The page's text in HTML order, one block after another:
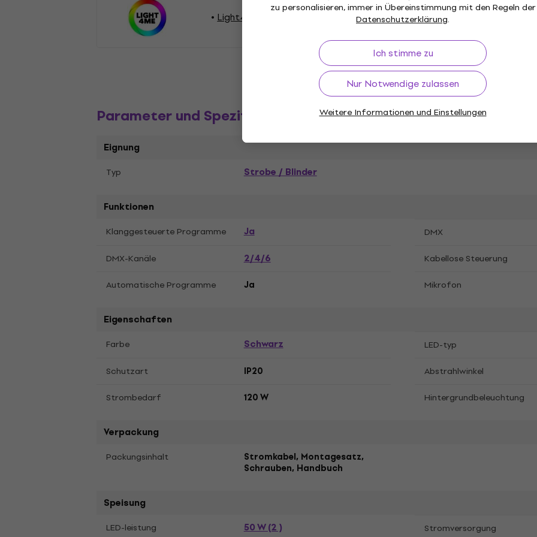
zu personalisieren, immer in Übereinstimmung mit den Regeln der
Datenschutzerklärung.
Ich stimme zu
Nur Notwendige zulassen
Weitere Informationen und Einstellungen
Light4Me Licht Light4Me Blinders
Parameter und Spezifikation
Eignung
Typ Strobe / Blinder
Funktionen
Klanggesteuerte Programme Ja DMX
DMX-Kanäle 2/4/6 Kabellose Steuerung
Automatische Programme
Ja Mikrofon
Eigenschaften
Farbe Schwarz LED-typ
Schutzart IP20 Abstrahlwinkel
Strombedarf 120 W Hintergrundbeleuchtung
Verpackung
Packungsinhalt
Stromkabel, Montagesatz,
Schrauben, Handbuch
Speisung
LED-leistung 50 W (2 ) Stromversorgung